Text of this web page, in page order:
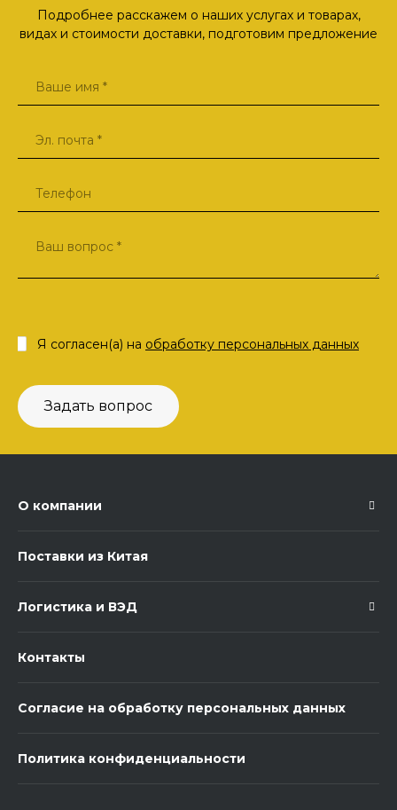
Подробнее расскажем о наших услугах и товарах,
видах и стоимости доставки, подготовим предложение
Задать вопрос
Я согласен(а) на обработку персональных данных
О компании
Поставки из Китая
Логистика и ВЭД
Контакты
Согласие на обработку персональных данных
Политика конфиденциальности